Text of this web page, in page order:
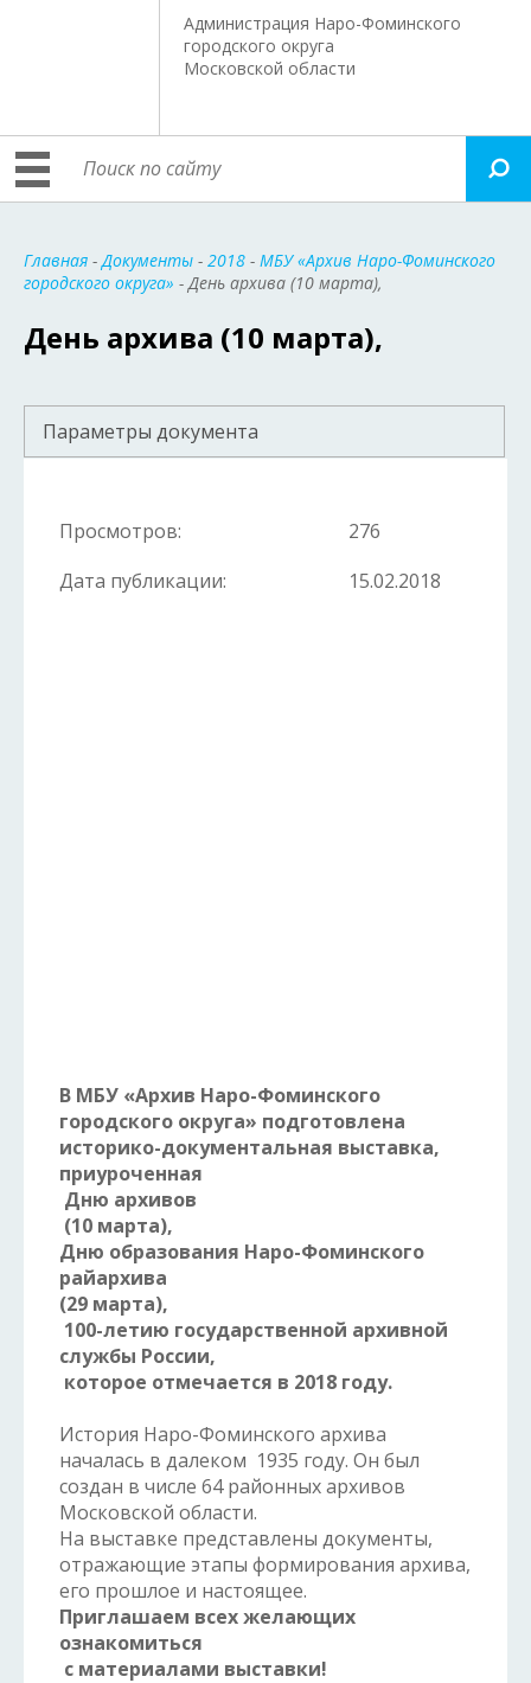
Администрация Наро-Фоминского
городского округа
Московской области
Главная -Документы - 2018 - МБУ «Архив Наро-Фоминского
городского округа» - День архива (10 марта),
День архива (10 марта),
Параметры документа
Просмотров:
276
Дата публикации:
15.02.2018
В МБУ «Архив Наро-Фоминского
городского округа» подготовлена
историко-документальная выставка,
приуроченная
Дню архивов
(10 марта),
Дню образования Наро-Фоминского
райархива
(29 марта),
100-летию государственной архивной
службы России,
которое отмечается в 2018 году.
История Наро-Фоминского архива
началась в далеком 1935 году. Он был
создан в числе 64 районных архивов
Московской области.
На выставке представлены документы,
отражающие этапы формирования архива,
его прошлое и настоящее.
Приглашаем всех желающих
ознакомиться
с материалами выставки!